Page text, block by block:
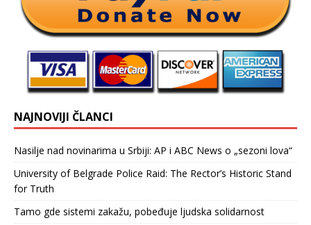
NAJNOVIJI ČLANCI
Nasilje nad novinarima u Srbiji: AP i ABC News o „sezoni lova“
University of Belgrade Police Raid: The Rector’s Historic Stand
for Truth
Tamo gde sistemi zakažu, pobeđuje ljudska solidarnost